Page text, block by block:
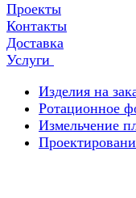
Проекты
Контакты
Доставка
Услуги
Изделия на
Ротационное
Измельчение